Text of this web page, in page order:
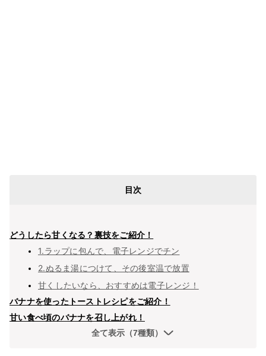
目次
どうしたら甘くなる？裏技をご紹介！
1.ラップに包んで、電子レンジでチン
2.ぬるま湯につけて、その後室温で放置
甘くしたいなら、おすすめは電子レンジ！
バナナを使ったトーストレシピをご紹介！
甘い食べ頃のバナナを召し上がれ！
全て表示（7種類）